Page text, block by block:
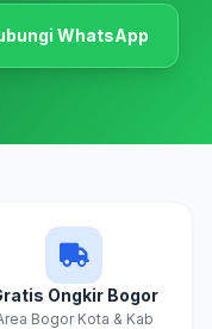
WhatsApp
Ongkir Bogor
Bogor Kota & Kab